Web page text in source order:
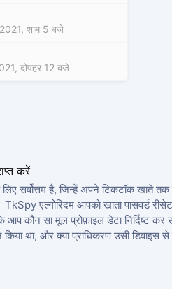
शाम 5 बजे
दोपहर 12 बजे
करें
सर्वोत्तम है, जिन्हें अपने टिकटॉक खाते
एल्गोरिदम आपको खाता पासवर्ड
आप कौन सा मूल प्रोफ़ाइल डेटा निर्दिष्ट
था, और क्या प्राधिकरण उसी डिवाइस से